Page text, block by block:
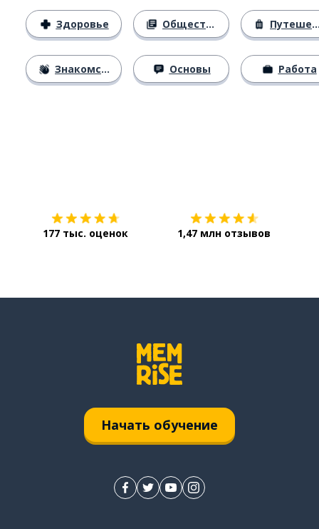
Здоровье
Знакомство
Общество
Основы
Путешествия
Работа
177 тыс. оценок 1,47 млн отзывов
Начать обучение